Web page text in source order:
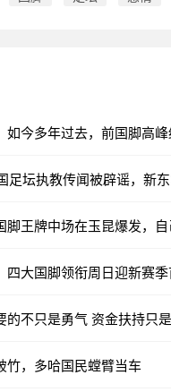
如今多年过去，前国脚高
足坛执教传闻被辟谣，新
脚王牌中场在玉昆爆发，
四大国脚领衔周日迎新赛
的不只是勇气 资金扶持只
竹，多哈国民螳臂当车